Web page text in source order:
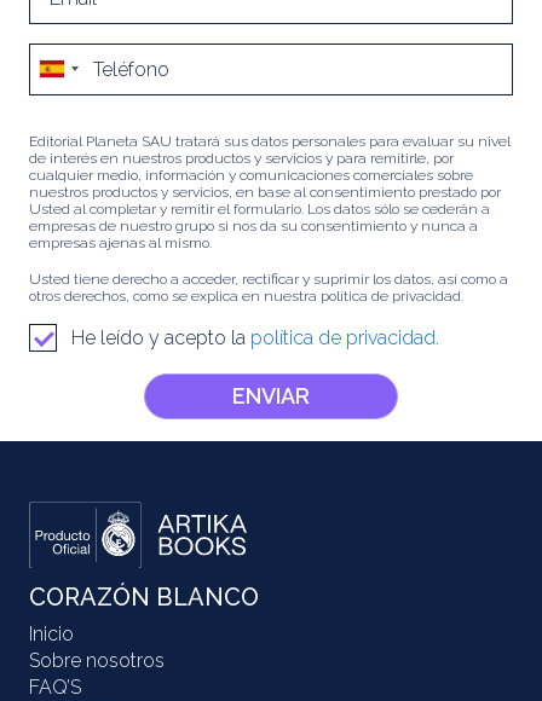
Editorial Planeta SAU tratará sus datos personales para evaluar su nivel
de interés en nuestros productos y servicios y para remitirle, por
cualquier medio, información y comunicaciones comerciales sobre
nuestros productos y servicios, en base al consentimiento prestado por
Usted al completar y remitir el formulario. Los datos sólo se cederán a
empresas de nuestro grupo si nos da su consentimiento y nunca a
empresas ajenas al mismo.
Usted tiene derecho a acceder, rectificar y suprimir los datos, así como a
otros derechos, como se explica en nuestra política de privacidad.
He leído y acepto la política de privacidad.
ENVIAR
CORAZÓN BLANCO
Inicio
Sobre nosotros
FAQ’S